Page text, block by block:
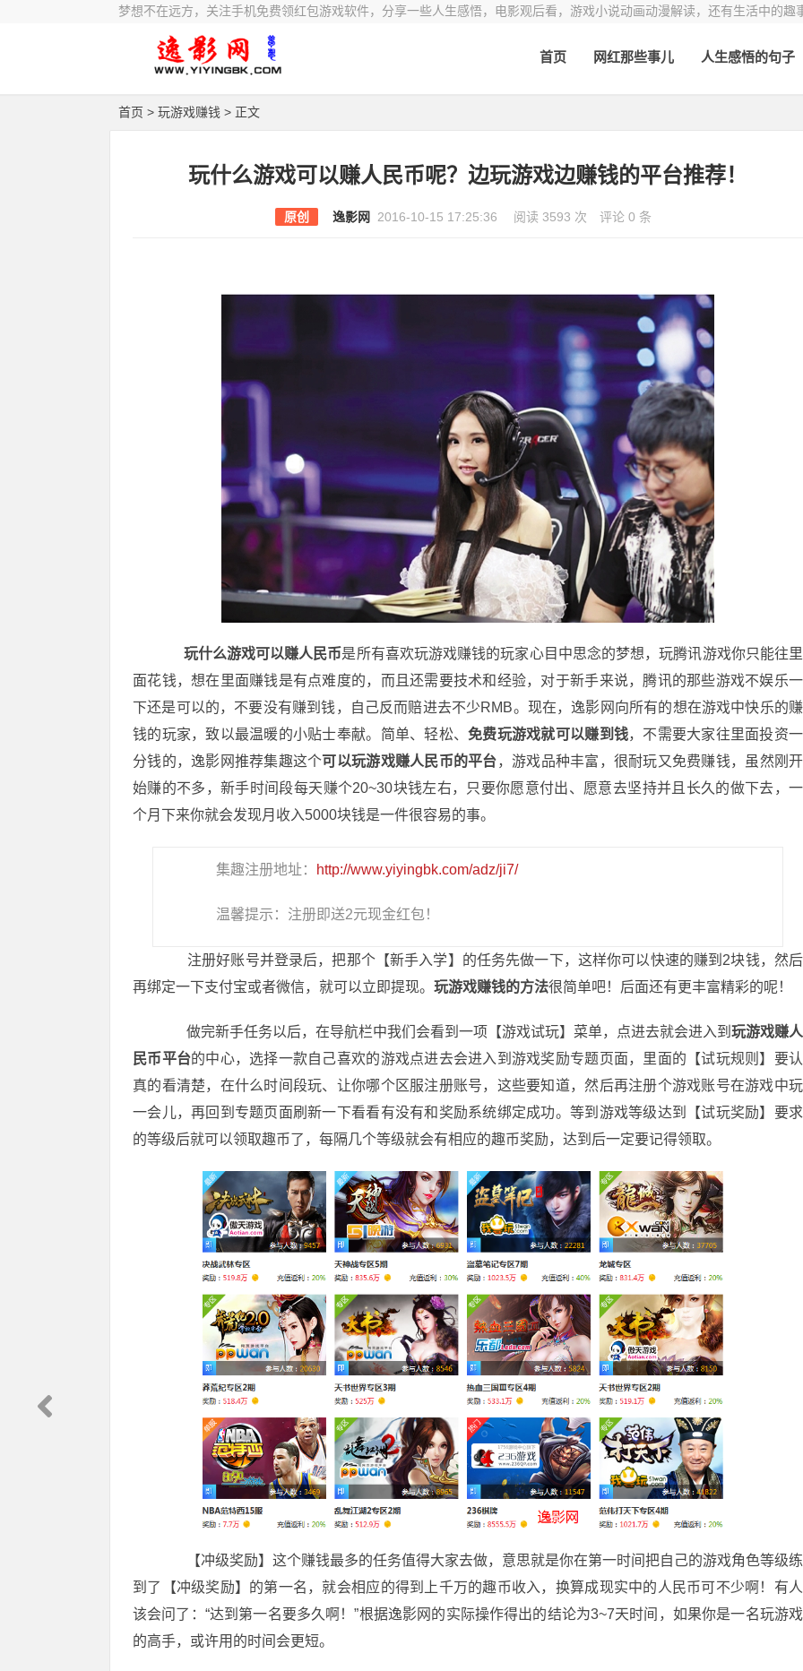
梦想不在远方，关注手机免费领红包游戏软件，分享一些人生感悟，电影观后看，游戏小说动画动漫解读，还有生活中的趣
首页 网红那些事儿 人生感悟的句子
首页 > 玩游戏赚钱 > 正文
玩什么游戏可以赚人民币呢？边玩游戏边赚钱的平台推荐！
原创 逸影网 2016-10-15 17:25:36 阅读 3593 次 评论 0 条
玩什么游戏可以赚人民币是所有喜欢玩游戏赚钱的玩家心目中思念的梦想，玩腾讯游戏你只能往里
面花钱，想在里面赚钱是有点难度的，而且还需要技术和经验，对于新手来说，腾讯的那些游戏不娱乐一
下还是可以的，不要没有赚到钱，自己反而赔进去不少RMB。现在，逸影网向所有的想在游戏中快乐的赚
钱的玩家，致以最温暖的小贴士奉献。简单、轻松、免费玩游戏就可以赚到钱，不需要大家往里面投资一
分钱的，逸影网推荐集趣这个可以玩游戏赚人民币的平台，游戏品种丰富，很耐玩又免费赚钱，虽然刚开
始赚的不多，新手时间段每天赚个20~30块钱左右，只要你愿意付出、愿意去坚持并且长久的做下去，一
个月下来你就会发现月收入5000块钱是一件很容易的事。
集趣注册地址： http://www.yiyingbk.com/adz/ji7/
温馨提示：注册即送2元现金红包！
注册好账号并登录后，把那个【新手入学】的任务先做一下，这样你可以快速的赚到2块钱，然后
再绑定一下支付宝或者微信，就可以立即提现。 玩游戏赚钱的方法很简单吧！后面还有更丰富精彩的呢！
做完新手任务以后，在导航栏中我们会看到一项【游戏试玩】菜单，点进去就会进入到玩游戏赚人
民币平台的中心，选择一款自己喜欢的游戏点进去会进入到游戏奖励专题页面，里面的【试玩规则】要认
真的看清楚，在什么时间段玩、让你哪个区服注册账号，这些要知道，然后再注册个游戏账号在游戏中玩
一会儿，再回到专题页面刷新一下看看有没有和奖励系统绑定成功。等到游戏等级达到【试玩奖励】要求
的等级后就可以领取趣币了，每隔几个等级就会有相应的趣币奖励，达到后一定要记得领取。
【冲级奖励】这个赚钱最多的任务值得大家去做，意思就是你在第一时间把自己的游戏角色等级练
到了【冲级奖励】的第一名，就会相应的得到上千万的趣币收入，换算成现实中的人民币可不少啊！有人
该会问了：“达到第一名要多久啊！”根据逸影网的实际操作得出的结论为3~7天时间，如果你是一名玩游戏
的高手，或许用的时间会更短。